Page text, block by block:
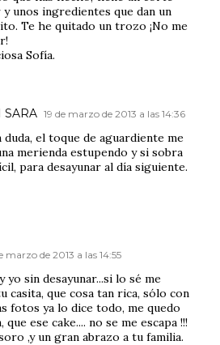
unos ingredientes que dan un
Te he quitado un trozo ¡No me
Sofía.
SARA 19 de marzo de 2013 a las 14:36
el toque de aguardiente me
merienda estupendo y si sobra
para desayunar al día siguiente.
marzo de 2013 a las 14:55
yo sin desayunar...si lo sé me
casita, que cosa tan rica, sólo con
fotos ya lo dice todo, me quedo
que ese cake.... no se me escapa !!!
,y un gran abrazo a tu familia.